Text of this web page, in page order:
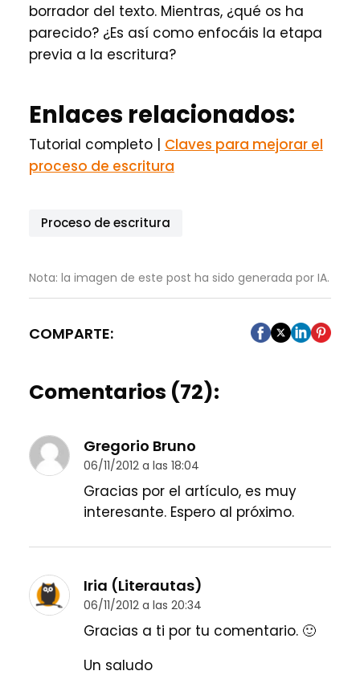
borrador del texto. Mientras, ¿qué os ha
parecido? ¿Es así como enfocáis la etapa
previa a la escritura?
Enlaces relacionados:
Tutorial completo | Claves para mejorar el
proceso de escritura
Proceso de escritura
Nota: la imagen de este post ha sido generada por IA.
COMPARTE:
Comentarios (72):
Gregorio Bruno
06/11/2012 a las 18:04
Gracias por el artículo, es muy
interesante. Espero al próximo.
Iria (Literautas)
06/11/2012 a las 20:34
Gracias a ti por tu comentario. 🙂
Un saludo